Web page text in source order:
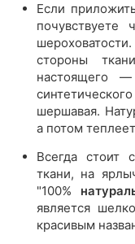
Если
стороны
настоящего
шершавая.
а потом
Всегда стоит
ткани, на
"100%
является
красивым